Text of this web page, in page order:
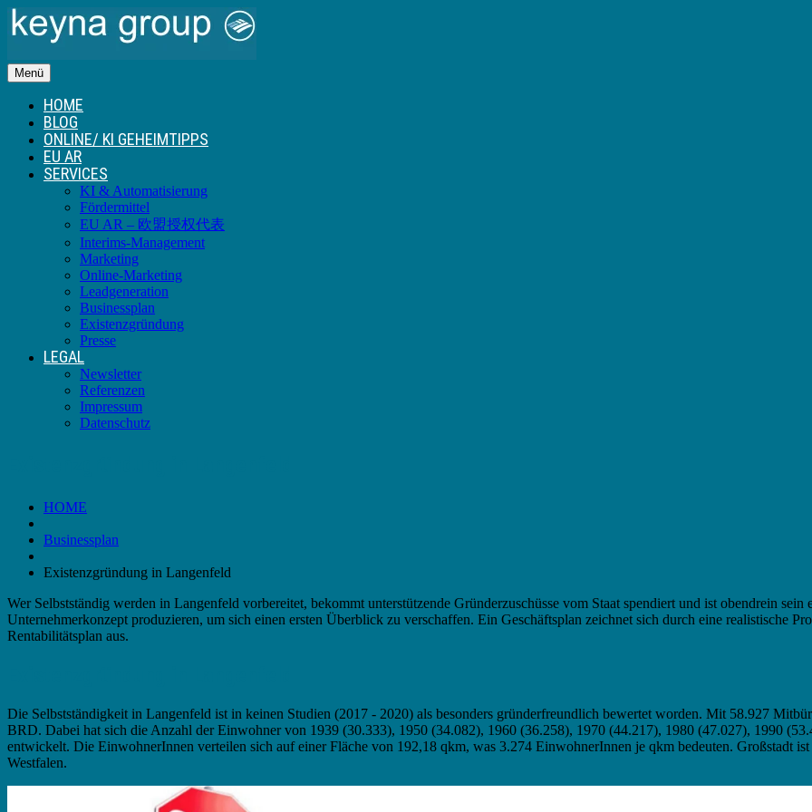
Menü
HOME
BLOG
ONLINE/ KI GEHEIMTIPPS
EU AR
SERVICES
KI & Automatisierung
Fördermittel
EU AR – 欧盟授权代表
Interims-Management
Marketing
Online-Marketing
Leadgeneration
Businessplan
Existenzgründung
Presse
LEGAL
Newsletter
Referenzen
Impressum
Datenschutz
HOME
Businessplan
Existenzgründung in Langenfeld
Wer Selbstständig werden in Langenfeld vorbereitet, bekommt unterstützende Gründerzuschüsse vom Staat spendiert und ist obendrein
Unternehmerkonzept produzieren, um sich einen ersten Überblick zu verschaffen. Ein Geschäftsplan zeichnet sich durch eine realistische
Rentabilitätsplan aus.
Die Selbstständigkeit in Langenfeld ist in keinen Studien (2017 - 2020) als besonders gründerfreundlich bewertet worden. Mit 58.927
BRD. Dabei hat sich die Anzahl der Einwohner von 1939 (30.333), 1950 (34.082), 1960 (36.258), 1970 (44.217), 1980 (47.027), 1990
entwickelt. Die EinwohnerInnen verteilen sich auf einer Fläche von 192,18 qkm, was 3.274 EinwohnerInnen je qkm bedeuten. Großstadt
Westfalen.